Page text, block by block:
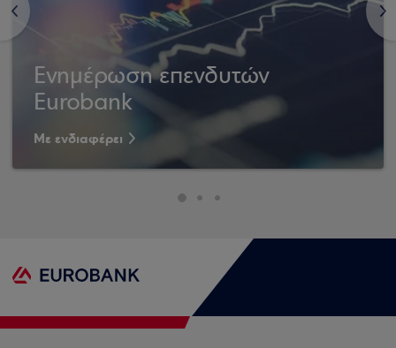
<
Ενημέρωση επενδυτών
Eurobank
Με ενδιαφέρει
>